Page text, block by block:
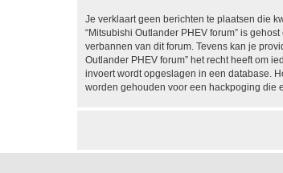
Je verklaart geen berichten te plaatsen die
“Mitsubishi Outlander PHEV forum” is
verbannen van dit forum. Tevens kan je
Outlander PHEV forum” het recht heeft om
invoert wordt opgeslagen in een database.
worden gehouden voor een hackpoging die